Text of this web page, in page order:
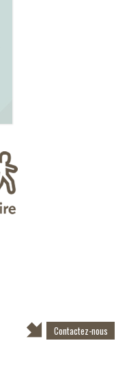
Contactez-nous